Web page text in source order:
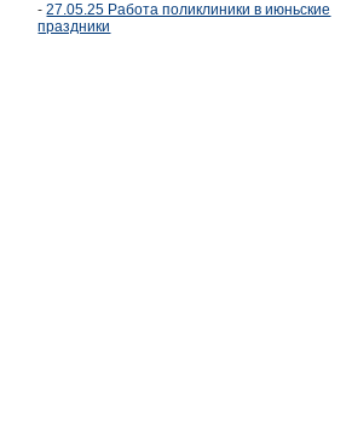
-27.05.25 Работа поликлиники в июньские
праздники